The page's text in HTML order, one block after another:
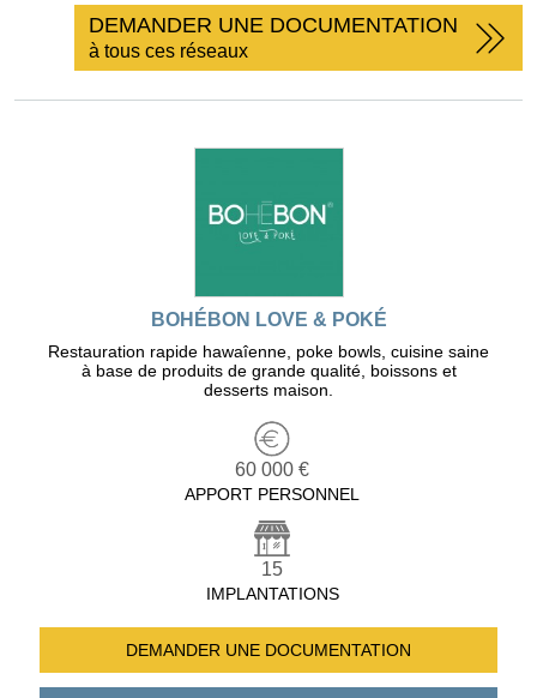
DEMANDER UNE DOCUMENTATION
à tous ces réseaux
BOHÉBON LOVE & POKÉ
Restauration rapide hawaîenne, poke bowls, cuisine saine
à base de produits de grande qualité, boissons et
desserts maison.
60 000 €
APPORT PERSONNEL
15
IMPLANTATIONS
DEMANDER UNE DOCUMENTATION